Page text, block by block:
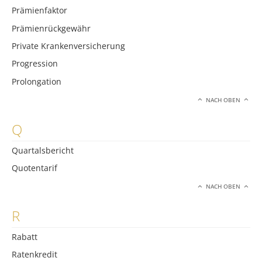
Prämienfaktor
Prämienrückgewähr
Private Krankenversicherung
Progression
Prolongation
NACH OBEN
Q
Quartalsbericht
Quotentarif
NACH OBEN
R
Rabatt
Ratenkredit